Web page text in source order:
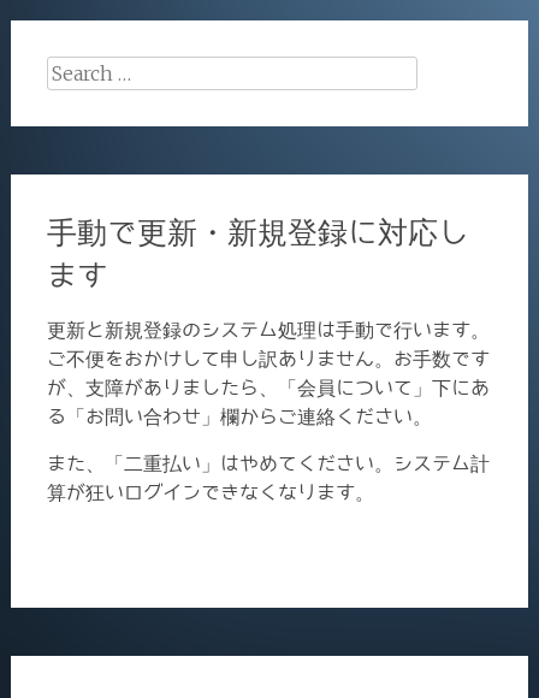
k
Search
手動で更新・新規登録に対応し
ます
更新と新規登録のシステム処理は手動で行います。
ご不便をおかけして申し訳ありません。お手数です
が、支障がありましたら、「会員について」下にあ
る「お問い合わせ」欄からご連絡ください。
また、「二重払い」はやめてください。システム計
算が狂いログインできなくなります。